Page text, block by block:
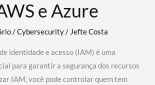
e Azure
/Cybersecurity/ Jefte Costa
identidade e acesso (IAM) é uma
para garantir a segurança dos recursos
IAM, você pode controlar quem tem